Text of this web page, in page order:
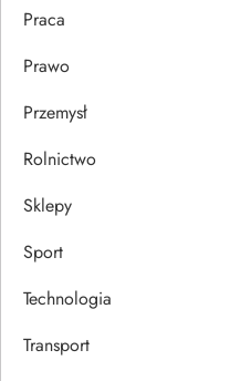
Praca
Prawo
Przemysł
Rolnictwo
Sklepy
Sport
Technologia
Transport